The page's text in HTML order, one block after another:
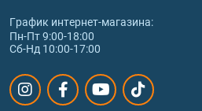
График интернет‑магазина:
Пн-Пт 9:00-18:00
Сб-Нд 10:00-17:00